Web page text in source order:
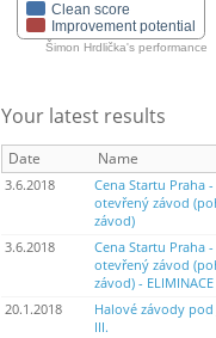
Clean score
Improvement potential
Šimon Hrdlička's performance
Your latest results
Date Name
3.6.2018
Cena Startu Praha
otevřený závod
závod)
3.6.2018
Cena Startu Praha
otevřený závod
závod) - ELIMINACE
20.1.2018
Halové závody pod
III.